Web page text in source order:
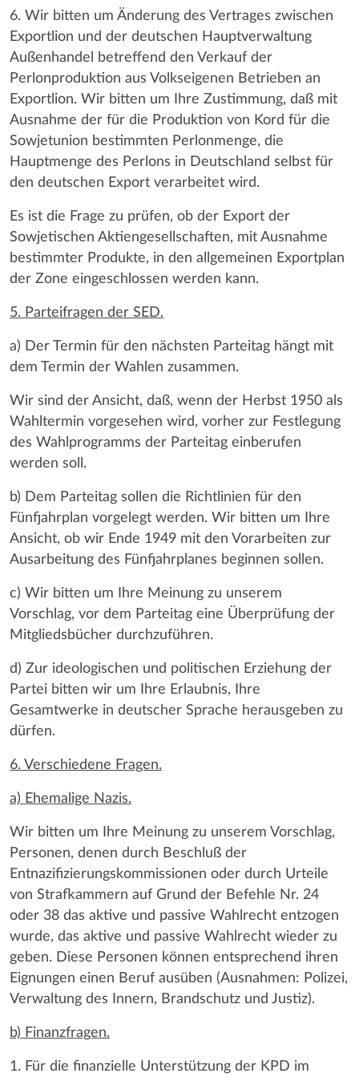
6. Wir bitten um Änderung des Vertrages zwischen
Exportlion und der deutschen Hauptverwaltung
Außenhandel betreffend den Verkauf der
Perlonproduktion aus Volkseigenen Betrieben an
Exportlion. Wir bitten um Ihre Zustimmung, daß mit
Ausnahme der für die Produktion von Kord für die
Sowjetunion bestimmten Perlonmenge, die
Hauptmenge des Perlons in Deutschland selbst für
den deutschen Export verarbeitet wird.
Es ist die Frage zu prüfen, ob der Export der
Sowjetischen Aktiengesellschaften, mit Ausnahme
bestimmter Produkte, in den allgemeinen Exportplan
der Zone eingeschlossen werden kann.
5. Parteifragen der SED.
a) Der Termin für den nächsten Parteitag hängt mit
dem Termin der Wahlen zusammen.
Wir sind der Ansicht, daß, wenn der Herbst 1950 als
Wahltermin vorgesehen wird, vorher zur Festlegung
des Wahlprogramms der Parteitag einberufen
werden soll.
b) Dem Parteitag sollen die Richtlinien für den
Fünfjahrplan vorgelegt werden. Wir bitten um Ihre
Ansicht, ob wir Ende 1949 mit den Vorarbeiten zur
Ausarbeitung des Fünfjahrplanes beginnen sollen.
c) Wir bitten um Ihre Meinung zu unserem
Vorschlag, vor dem Parteitag eine Überprüfung der
Mitgliedsbücher durchzuführen.
d) Zur ideologischen und politischen Erziehung der
Partei bitten wir um Ihre Erlaubnis, Ihre
Gesamtwerke in deutscher Sprache herausgeben zu
dürfen.
6. Verschiedene Fragen.
a) Ehemalige Nazis.
Wir bitten um Ihre Meinung zu unserem Vorschlag,
Personen, denen durch Beschluß der
Entnazifizierungskommissionen oder durch Urteile
von Strafkammern auf Grund der Befehle Nr. 24
oder 38 das aktive und passive Wahlrecht entzogen
wurde, das aktive und passive Wahlrecht wieder zu
geben. Diese Personen können entsprechend ihren
Eignungen einen Beruf ausüben (Ausnahmen: Polizei,
Verwaltung des Innern, Brandschutz und Justiz).
b) Finanzfragen.
1. Für die finanzielle Unterstützung der KPD im